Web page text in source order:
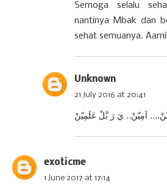
Semoga selalu
nantinya Mbak dan
sehat semuanya.
Unknown
21 July 2016 at 20:41
آمِيّنْ.. يَ رَ بَّلْ عَلَمِيّنْ
exoticme
1 June 2017 at 17:14